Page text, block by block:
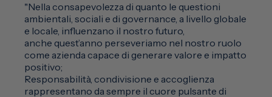
"Nella consapevolezza di quanto le questioni
ambientali, sociali e di governance, a livello globale
e locale, influenzano il nostro futuro,
anche quest’anno perseveriamo nel nostro ruolo
come azienda capace di generare valore e impatto
positivo;
Responsabilità, condivisione e accoglienza
rappresentano da sempre il cuore pulsante di